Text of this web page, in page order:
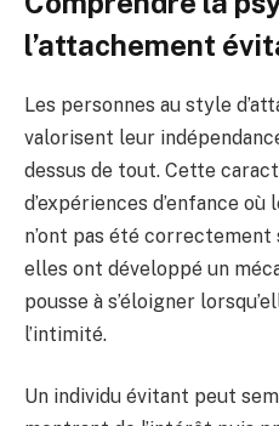
l’attachement
Les personnes au style
valorisent leur
dessus de tout. Cette
d’expériences d’enfance
n’ont pas été
elles ont développé un
pousse à s’éloigner
l’intimité.
Un individu évitant peut